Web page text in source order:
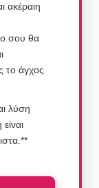
ακέραιη
σου θα
το άγχος
λύση